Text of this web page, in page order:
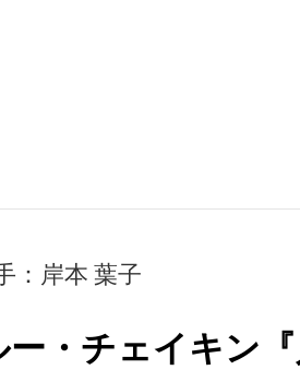
：岸本 葉子
ー・チェイキン